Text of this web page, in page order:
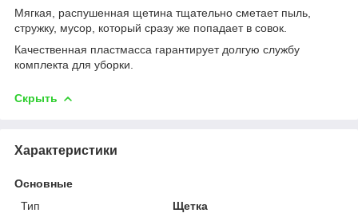
Мягкая, распушенная щетина тщательно сметает пыль,
стружку, мусор, который сразу же попадает в совок.
Качественная пластмасса гарантирует долгую службу
комплекта для уборки.
Скрыть
Характеристики
Основные
Тип
Щетка